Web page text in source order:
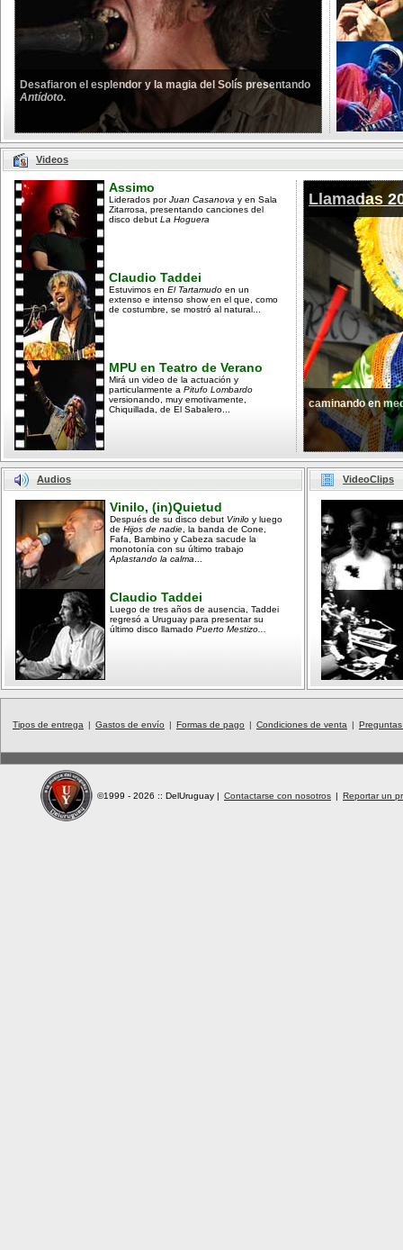
Desafiaron el esplendor y la magia del Solís presentando
Antídoto.
Videos
Assimo
Liderados porJuan Casanova y en Sala
Zitarrosa, presentando canciones del
disco debut La Hoguera
Claudio Taddei
Estuvimos en El Tartamudo en un
extenso e intenso show en el que, como
de costumbre, se mostró al natural...
MPU en Teatro de Verano
Mirá un video de la actuación y
particularmente a Pitufo Lombardo
versionando, muy emotivamente,
Chiquillada, de El Sabalero...
Llamadas
caminando en
Audios
Vinilo, (in)Quietud
Después de su disco debut Vinilo y luego
de Hijos de nadie , la banda de Cone,
Fafa, Bambino y Cabeza sacude la
monotonía con su último trabajo
Aplastando la calma
Claudio Taddei
Luego de tres años de ausencia, Taddei
regresó a Uruguay para presentar su
último disco llamado Puerto Mestizo...
VideoClips
Tipos de entrega | Gastos de envío | Formas de pago | Condiciones de venta |
©1999 - 2026 :: DelUruguay | Contactarse con nosotros | Reportar un